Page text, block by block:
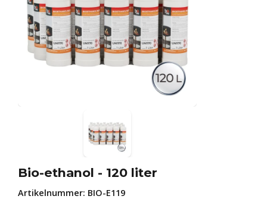
Bio-ethanol - 120 liter
Artikelnummer: BIO-E119